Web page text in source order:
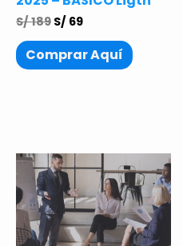
S/189 S/ 69
Comprar Aquí